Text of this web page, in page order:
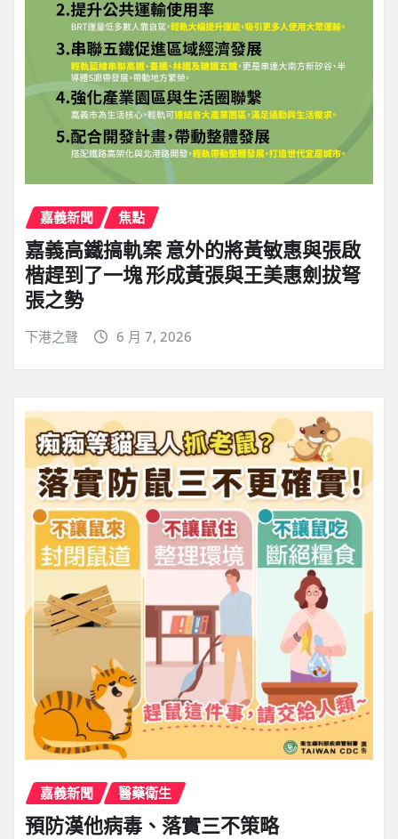
嘉義新聞 焦點
嘉義高鐵搞軌案 意外的將黃敏惠與張啟
楷趕到了一塊 形成黃張與王美惠劍拔弩
張之勢
下港之聲 6 月 7, 2026
嘉義新聞 醫藥衛生
預防漢他病毒、落實三不策略